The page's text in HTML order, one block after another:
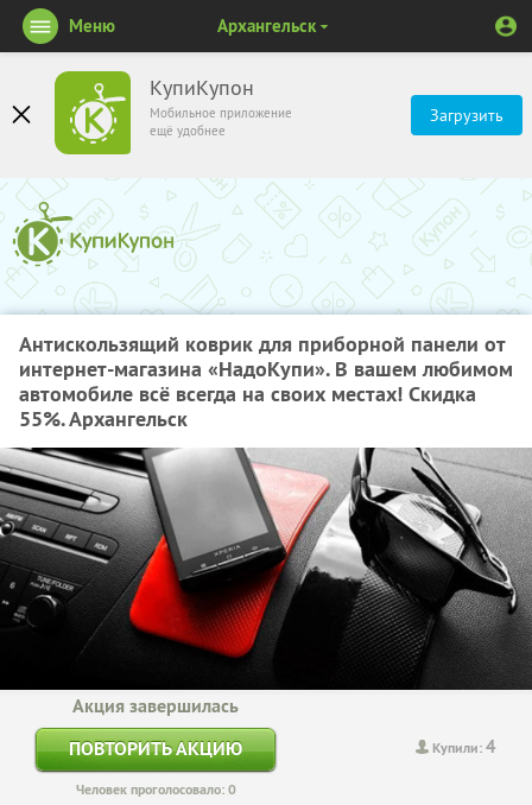
КупиКупон
Мобильное приложение
ещё удобнее
Загрузить
Меню Архангельск
Антискользящий коврик для приборной панели от
интернет-магазина «НадоКупи». В вашем любимом
автомобиле всё всегда на своих местах! Скидка
55%. Архангельск
Купили:4
Акция завершилась
ПОВТОРИТЬ АКЦИЮ
Человек проголосовало: 0